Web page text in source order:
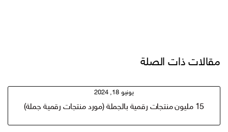
مقالات ذات الصلة
يونيو 18, 2024
15 مليون منتجات رقمية بالجملة (مورد منتجات رقمية جملة)